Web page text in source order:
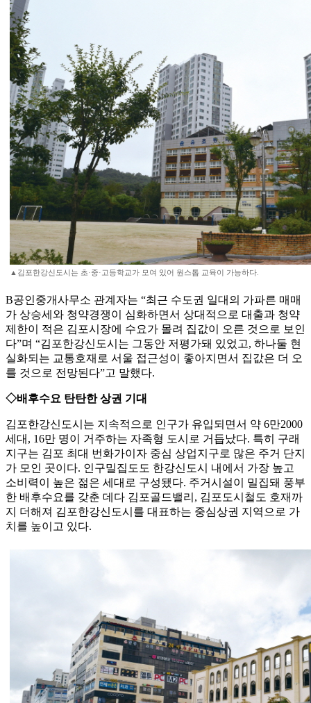
▲김포한강신도시는 초·중·고등학교가 모여 있어 원스톱 교육이 가능하다.
B공인중개사무소 관계자는 “최근 수도권 일대의 가파른 매매
가 상승세와 청약경쟁이 심화하면서 상대적으로 대출과 청약
제한이 적은 김포시장에 수요가 몰려 집값이 오른 것으로 보인
다”며 “김포한강신도시는 그동안 저평가돼 있었고, 하나둘 현
실화되는 교통호재로 서울 접근성이 좋아지면서 집값은 더 오
를 것으로 전망된다”고 말했다.
◇배후수요 탄탄한 상권 기대
김포한강신도시는 지속적으로 인구가 유입되면서 약 6만2000
세대, 16만 명이 거주하는 자족형 도시로 거듭났다. 특히 구래
지구는 김포 최대 번화가이자 중심 상업지구로 많은 주거 단지
가 모인 곳이다. 인구밀집도도 한강신도시 내에서 가장 높고
소비력이 높은 젊은 세대로 구성됐다. 주거시설이 밀집돼 풍부
한 배후수요를 갖춘 데다 김포골드밸리, 김포도시철도 호재까
지 더해져 김포한강신도시를 대표하는 중심상권 지역으로 가
치를 높이고 있다.